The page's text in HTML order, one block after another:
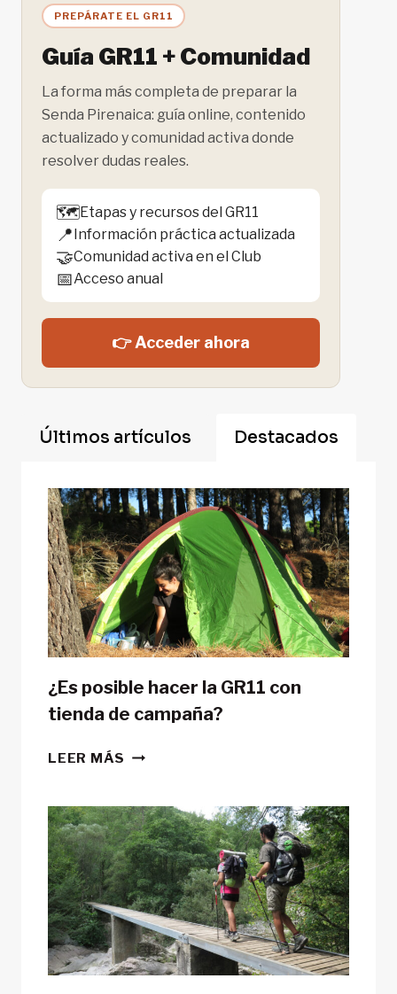
PREPÁRATE EL GR11
Guía GR11 + Comunidad
La forma más completa de preparar la
Senda Pirenaica: guía online, contenido
actualizado y comunidad activa donde
resolver dudas reales.
🗺️Etapas y recursos del GR11
📍 Información práctica actualizada
🤝Comunidad activa en el Club
📅Acceso anual
👉 Acceder ahora
Últimos artículos Destacados
¿Es posible hacer la GR11 con
tienda de campaña?
LEER MÁS ¿ES
LA
GR11
CON
TIENDA
DE
CAMPAÑA?